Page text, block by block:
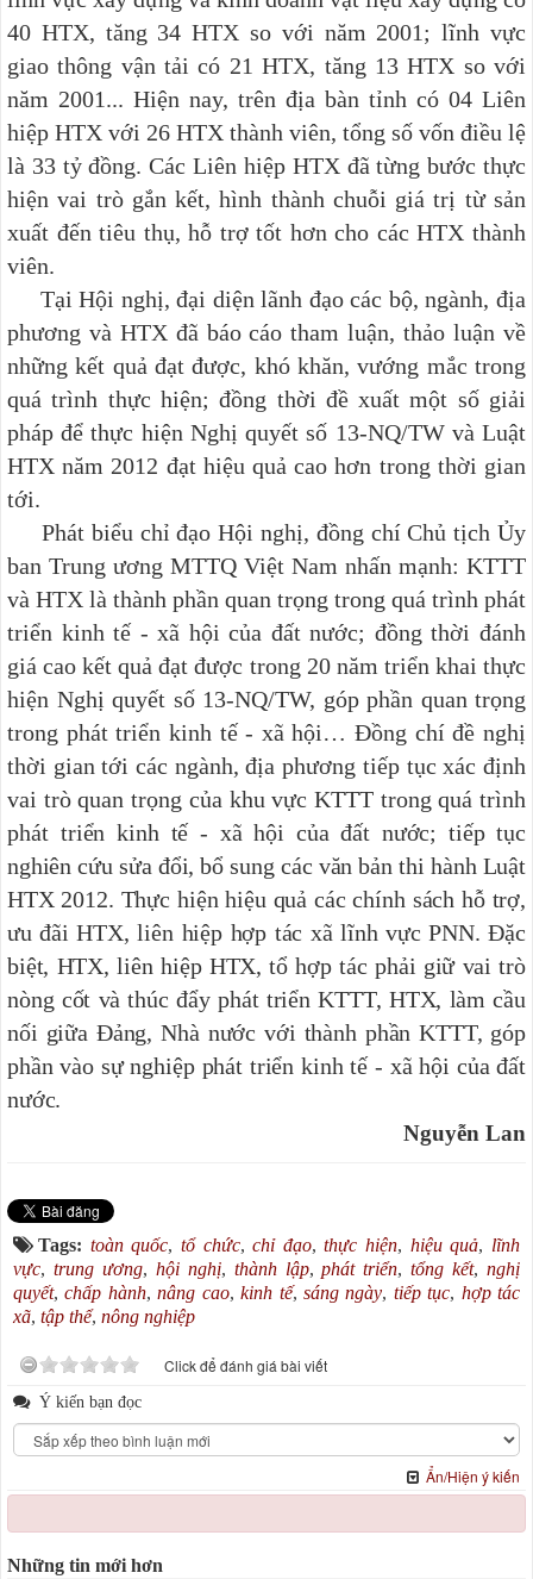
40 HTX, tăng 34 HTX so với năm 2001;lĩnh vực
giao thông vận tải có 21 HTX, tăng 13 HTX so với
năm 2001... Hiện nay, trên địa bàn tỉnh có 04 Liên
hiệp HTX với 26 HTX thành viên, tổng số vốn điều lệ
là 33 tỷ đồng.Các Liên hiệp HTX đã từng bước thực
hiện vai trò gắn kết, hình thành chuỗi giá trị từ sản
xuất đến tiêu thụ, hỗ trợ tốt hơn cho các HTX thành
viên.
Tại Hội nghị, đại diện lãnh đạo các bộ, ngành, địa
phương và HTX đã báo cáo tham luận, thảo luận về
những kết quả đạt được, khó khăn, vướng mắc trong
quá trình thực hiện; đồng thời đề xuất một số giải
pháp để thực hiện Nghị quyết số 13-NQ/TW và Luật
HTX năm 2012 đạt hiệu quả cao hơn trong thời gian
tới.
Phát biểu chỉ đạo Hội nghị, đồng chí Chủ tịch Ủy
ban Trung ương MTTQ Việt Nam nhấn mạnh: KTTT
và HTX là thành phần quan trọng trong quá trình phát
triển kinh tế - xã hội của đất nước; đồng thời đánh
giá cao kết quả đạt được trong 20 năm triển khai thực
hiện Nghị quyết số 13-NQ/TW, góp phần quan trọng
trong phát triển kinh tế - xã hội… Đồng chí đề nghị
thời gian tới các ngành, địa phương tiếp tục xác định
vai trò quan trọng của khu vực KTTT trong quá trình
phát triển kinh tế - xã hội của đất nước; tiếp tục
nghiên cứu sửa đổi, bổ sung các văn bản thi hành Luật
HTX 2012. Thực hiện hiệu quả các chính sách hỗ trợ,
ưu đãi HTX, liên hiệp hợp tác xã lĩnh vực PNN. Đặc
biệt, HTX, liên hiệp HTX, tổ hợp tác phải giữ vai trò
nòng cốt và thúc đẩy phát triển KTTT, HTX, làm cầu
nối giữa Đảng, Nhà nước với thành phần KTTT, góp
phần vào sự nghiệp phát triển kinh tế - xã hội của đất
nước.
Nguyễn Lan
Tags: toàn quốc, tổ chức,chỉ đạo,thực hiện, hiệu quả, lĩnh
vực, trung ương, hội nghị, thành lập,phát triển,tổng kết,nghị
quyết,chấp hành,nâng cao,kinh tế, sáng ngày, tiếp tục, hợp tác
xã, tập thể, nông nghiệp
Click để đánh giá bài viết
Ý kiến bạn đọc
Ẩn/Hiện ý kiến
Những tin mới hơn